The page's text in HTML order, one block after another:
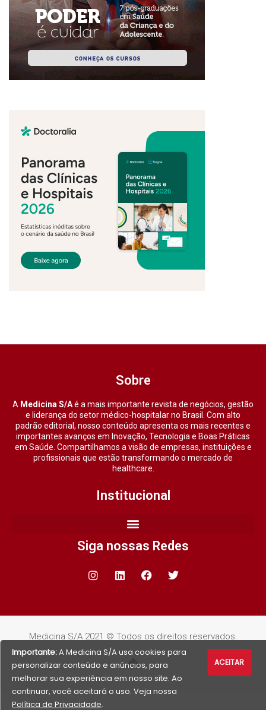
Sobre
A Medicina S/Aé a mais importante revista de negócios, gestão
e liderança do setor médico-hospitalar no Brasil. Com alto
padrão editorial, nosso conteúdo apresenta os mais recentes e
importantes avanços em Inovação, Tecnologia e Boas Práticas
em Saúde. Compartilhamos a visão de empresas, instituições e
profissionais que estão transformando o mercado de
healthcare.
Institucional
Siga nossas Redes
Medicina S/A 2021 © Todos os direitos reservados.
Importante:A Medicina S/A usa cookies para
personalizar conteúdo e anúncios, para
melhorar sua experiência em nosso site. Ao
continuar, você aceitará o uso. Veja nossa
Política de Privacidade.
ACEITAR